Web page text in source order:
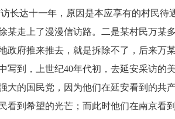
长达十一年，原因是本应享有的村民待
某走上了漫漫信访路。二是某村民万某
政府推来推去，就是拆除不了，后来万
写到，上世纪40年代初，去延安采访的
大的国民党，因为他们在延安看到的共
看到希望的光芒；而此时他们在南京看